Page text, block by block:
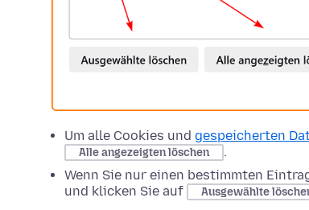
Um alle Cookies und gespeicherten
Alle angezeigten löschen
.
Wenn Sie nur einen bestimmten
und klicken Sie auf
Ausgewählte